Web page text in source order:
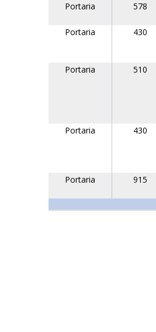
Portaria 578
Portaria 430
Portaria 510
Portaria 430
Portaria 915